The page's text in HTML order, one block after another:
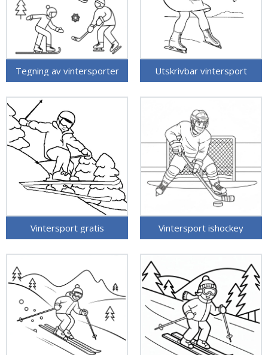
Tegning av vintersporter Utskrivbar vintersport
Vintersport gratis Vintersport ishockey